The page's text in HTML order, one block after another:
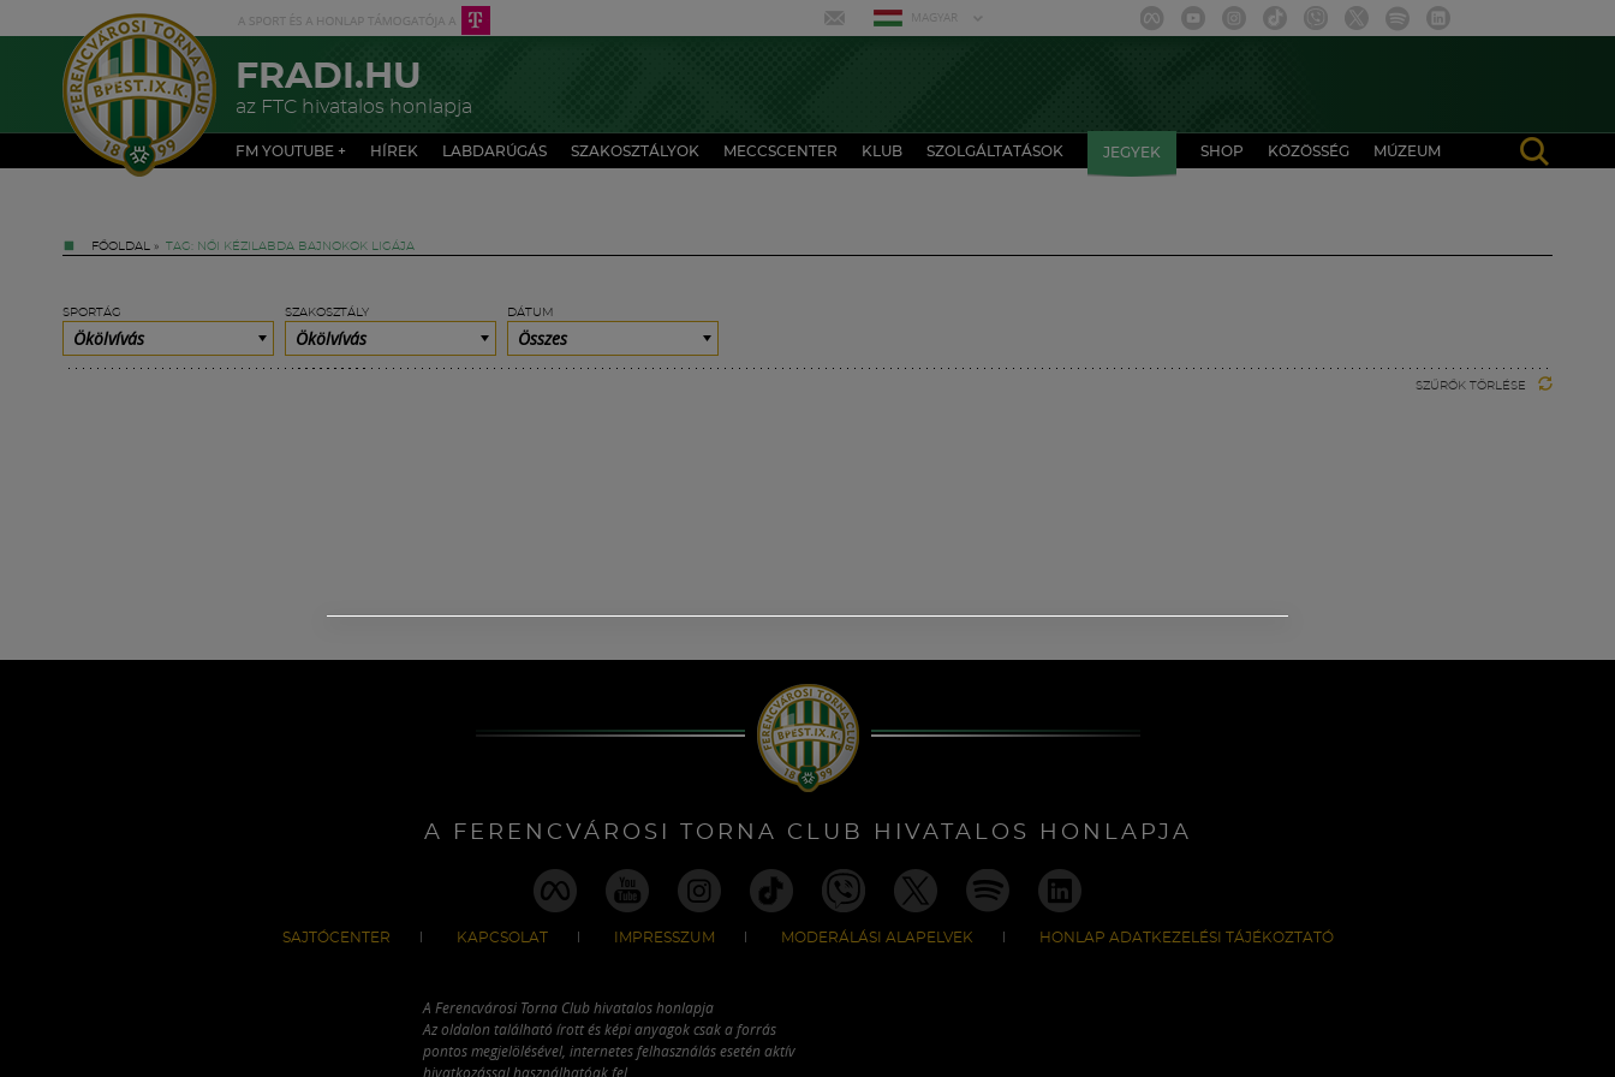
MAGYAR
FRADI.HU
az FTC hivatalos honlapja
FM YOUTUBE + HÍREK LABDARÚGÁS SZAKOSZTÁLYOK MECCSCENTER KLUB SZOLGÁLTATÁSOK JEGYEK SHOP KÖZÖSSÉG MÚZEUM
FŐOLDAL » TAG: NŐI KÉZILABDA BAJNOKOK LIGÁJA
SPORTÁG
Ökölvívás
SZAKOSZTÁLY
Ökölvívás
DÁTUM
Összes
SZŰRŐK TÖRLÉSE
A FERENCVÁROSI TORNA CLUB HIVATALOS HONLAPJA
SAJTÓCENTER KAPCSOLAT IMPRESSZUM MODERÁLÁSI ALAPELVEK HONLAP ADATKEZELÉSI TÁJÉKOZTATÓ
A Ferencvárosi Torna Club hivatalos honlapja
Az oldalon található írott és képi anyagok csak a forrás
pontos megjelölésével, internetes felhasználás esetén aktív
hivatkozással használhatóak fel.